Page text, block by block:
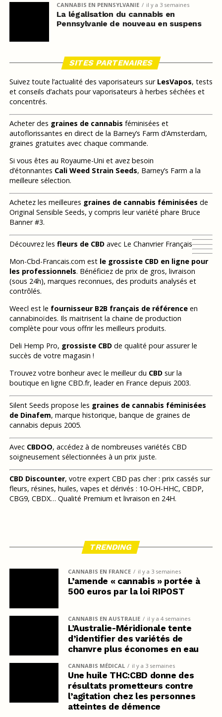
CANNABIS EN PENNSYLVANIE il y a 3 semaines
La légalisation du cannabis en
Pennsylvanie de nouveau en suspens
SITES PARTENAIRES
Suivez toute l’actualité des vaporisateurs sur LesVapos, tests
et conseils d’achats pour vaporisateurs à herbes séchées et
concentrés.
Acheter des graines de cannabis féminisées et
autoflorissantes en direct de la Barney’s Farm d’Amsterdam,
graines gratuites avec chaque commande.
Si vous êtes au Royaume-Uni et avez besoin
d’étonnantes Cali Weed Strain Seeds, Barney’s Farm a la
meilleure sélection.
Achetez les meilleures graines de cannabis féminisées de
Original Sensible Seeds, y compris leur variété phare Bruce
Banner #3.
Découvrez les fleurs de CBDavec Le Chanvrier Français
Mon-Cbd-Francais.com est le grossiste CBD en ligne pour
les professionnels. Bénéficiez de prix de gros, livraison
(sous 24h), marques reconnues, des produits analysés et
contrôlés.
Weecl est le fournisseur B2B français de référenceen
cannabinoïdes. Ils maitrisent la chaine de production
complète pour vous offrir les meilleurs produits.
Deli Hemp Pro, grossiste CBDde qualité pour assurer le
succès de votre magasin !
Trouvez votre bonheur avec le meilleur du CBDsur la
boutique en ligne CBD.fr, leader en France depuis 2003.
Silent Seeds propose les graines de cannabis féminisées
de Dinafem, marque historique, banque de graines de
cannabis depuis 2005.
Avec CBDOO, accédez à de nombreuses variétés CBD
soigneusement sélectionnées à un prix juste.
CBD Discounter, votre expert CBD pas cher : prix cassés sur
fleurs, résines, huiles, vapes et dérivés : 10-OH-HHC, CBDP,
CBG9, CBDX… Qualité Premium et livraison en 24H.
TRENDING
CANNABIS EN FRANCE il y a 3 semaines
L’amende « cannabis » portée à
500 euros par la loi RIPOST
CANNABIS EN AUSTRALIE il y a 4 semaines
L’Australie-Méridionale tente
d’identifier des variétés de
chanvre plus économes en eau
CANNABIS MÉDICAL il y a 3 semaines
Une huile THC:CBD donne des
résultats prometteurs contre
l’agitation chez les personnes
atteintes de démence